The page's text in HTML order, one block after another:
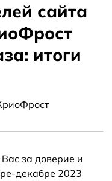
сайта
итоги
за доверие и
декабре 2023